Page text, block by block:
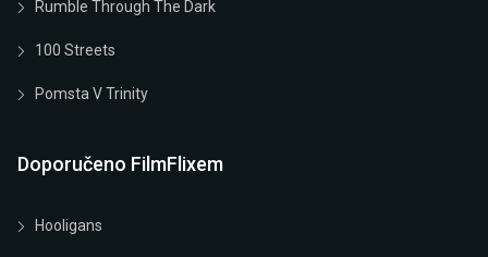
Rumble Through The Dark
100 Streets
Pomsta V Trinity
Doporučeno FilmFlixem
Hooligans